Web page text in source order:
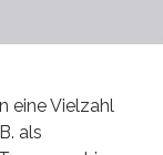
eine Vielzahl
als